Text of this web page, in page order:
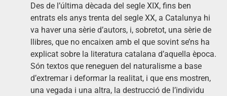
Des de l’última dècada del segle XIX, fins ben
entrats els anys trenta del segle XX, a Catalunya hi
va haver una sèrie d’autors, i, sobretot, una sèrie de
llibres, que no encaixen amb el que sovint se’ns ha
explicat sobre la literatura catalana d’aquella època.
Són textos que reneguen del naturalisme a base
d’extremar i deformar la realitat, i que ens mostren,
una vegada i una altra, la destrucció de l’individu